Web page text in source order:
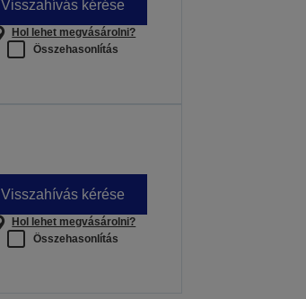
Visszahívás kérése
Hol lehet megvásárolni?
Összehasonlítás
Visszahívás kérése
Hol lehet megvásárolni?
Összehasonlítás